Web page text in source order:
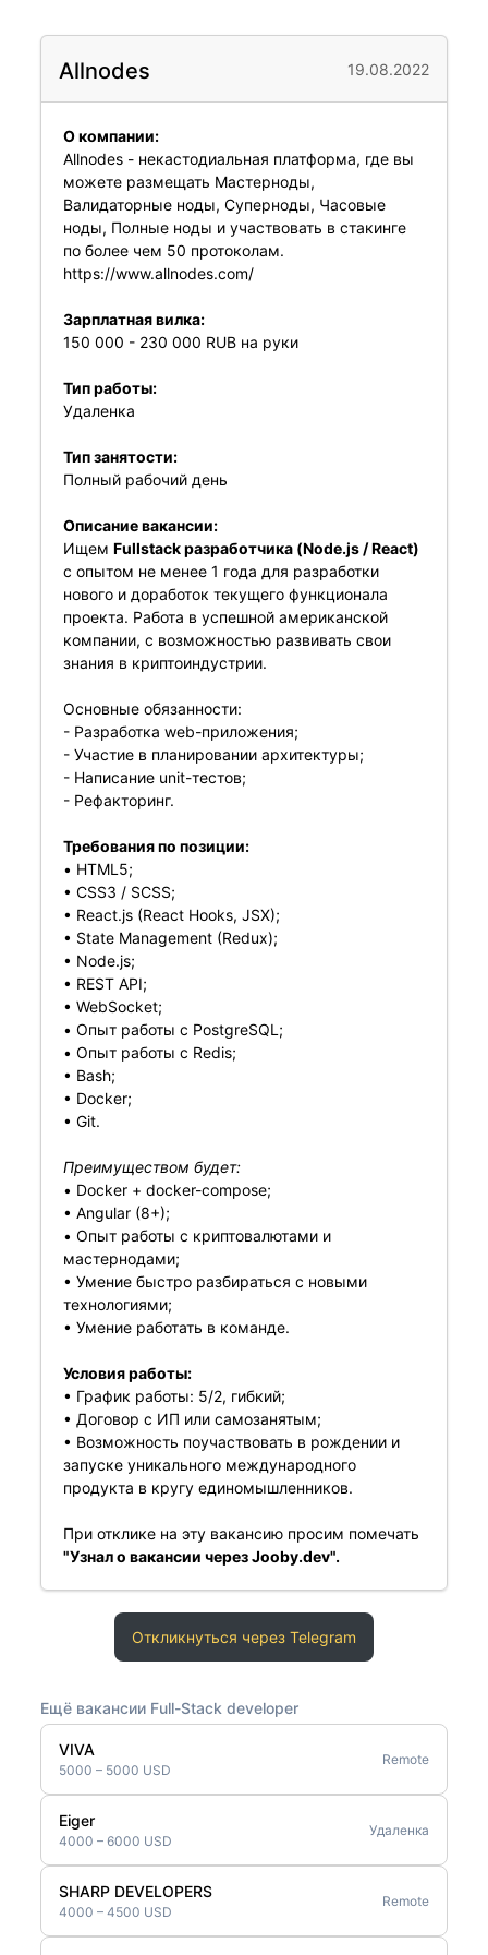
Allnodes 19.08.2022
О компании:
Allnodes - некастодиальная платформа, где вы
можете размещать Мастерноды,
Валидаторные ноды, Суперноды, Часовые
ноды, Полные ноды и участвовать в стакинге
по более чем 50 протоколам.
https://www.allnodes.com/
Зарплатная вилка:
150 000 - 230 000 RUB на руки
Тип работы:
Удаленка
Тип занятости:
Полный рабочий день
Описание вакансии:
Ищем Fullstack разработчика (Node.js / React)
с опытом не менее 1 года для разработки
нового и доработок текущего функционала
проекта. Работа в успешной американской
компании, с возможностью развивать свои
знания в криптоиндустрии.
Основные обязанности:
- Разработка web-приложения;
- Участие в планировании архитектуры;
- Написание unit-тестов;
- Рефакторинг.
Требования по позиции:
• HTML5;
• CSS3 / SCSS;
• React.js (React Hooks, JSX);
• State Management (Redux);
• Node.js;
• REST API;
• WebSocket;
• Опыт работы c PostgreSQL;
• Опыт работы с Redis;
• Bash;
• Docker;
• Git.
Преимуществом будет:
• Docker + docker-compose;
• Angular (8+);
• Опыт работы с криптовалютами и
мастернодами;
• Умение быстро разбираться с новыми
технологиями;
• Умение работать в команде.
Условия работы:
• График работы: 5/2, гибкий;
• Договор с ИП или самозанятым;
• Возможность поучаствовать в рождении и
запуске уникального международного
продукта в кругу единомышленников.
При отклике на эту вакансию просим помечать
"Узнал о вакансии через Jooby.dev".
Откликнуться через Telegram
Ещё вакансии Full-Stack developer
VIVA
5000 – 5000 USD
Remote
Eiger
4000 – 6000 USD
Удаленка
SHARP DEVELOPERS
4000 – 4500 USD
Remote